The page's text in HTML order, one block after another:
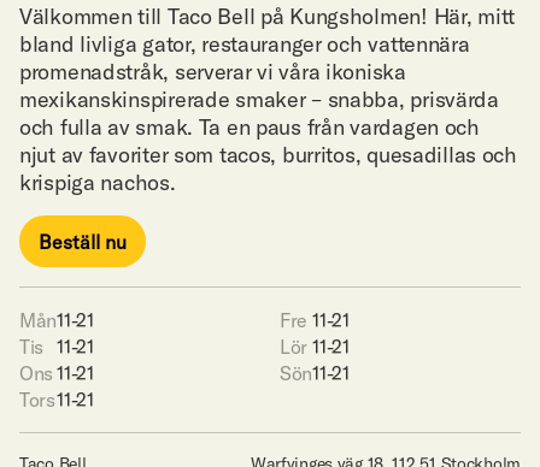
Välkommen till Taco Bell på Kungsholmen! Här, mitt
bland livliga gator, restauranger och vattennära
promenadstråk, serverar vi våra ikoniska
mexikanskinspirerade smaker – snabba, prisvärda
och fulla av smak. Ta en paus från vardagen och
njut av favoriter som tacos, burritos, quesadillas och
krispiga nachos.
Beställ nu
Beställ nu
Mån
Tis
Ons
Tors
11-21
11-21
11-21
Fre
Lör
Sön
11-21
11-21
11-21